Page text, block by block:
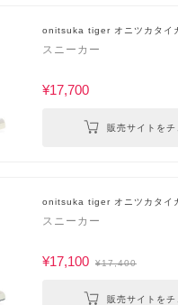
onitsuka tiger オニツカタイ
スニーカー
¥17,700
販売サイトをチ
onitsuka tiger オニツカタイ
スニーカー
¥17,100 ¥17,400
販売サイトをチ